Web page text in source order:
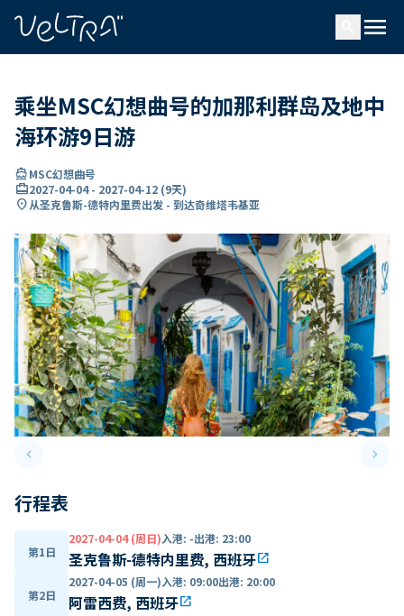
menu
乘坐MSC幻想曲号的加那利群岛及地中
海环游9日游
directions_boatMSC幻想曲号
card_travel2027-04-04- 2027-04-12 (9天)
location_on从圣克鲁斯-德特内里费出发 - 到达奇维塔韦基亚
keyboard_arrow_leftPrevious slide keyboard_arrow_right
行程表
第1日
2027-04-04 (周日)入港: -出港: 23:00
圣克鲁斯-德特内里费, 西班牙open_in_new
第2日
2027-04-05 (周一)入港: 09:00出港: 20:00
阿雷西费, 西班牙open_in_new